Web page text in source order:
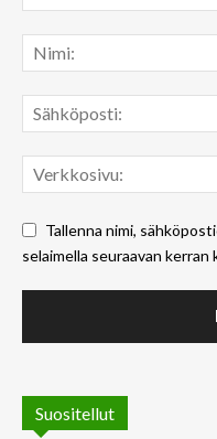
Tallenna nimi,
selaimella seuraavan
Suositellut